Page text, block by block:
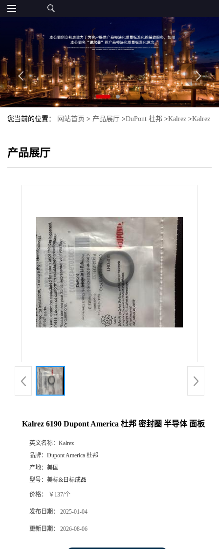
您当前的位置： 网站首页 > 产品展厅 >DuPont 杜邦 >Kalrez >Kalrez
产品展厅
Kalrez 6190 Dupont America 杜邦 密封圈 半导体 面板
英文名称： Kalrez
品牌： Dupont America 杜邦
产地： 美国
型号： 美标&日标成品
价格： ￥137/个
发布日期： 2025-01-04
更新日期： 2026-08-06